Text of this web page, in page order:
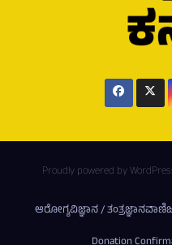
Proudly powered by
ಆರೋಗ್ಯವಿಜ್ಞಾನ / ತಂತ್ರಜ್ಞಾನ